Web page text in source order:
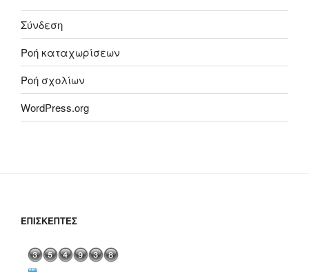
Σύνδεση
Ροή καταχωρίσεων
Ροή σχολίων
WordPress.org
ΕΠΙΣΚΈΠΤΕΣ